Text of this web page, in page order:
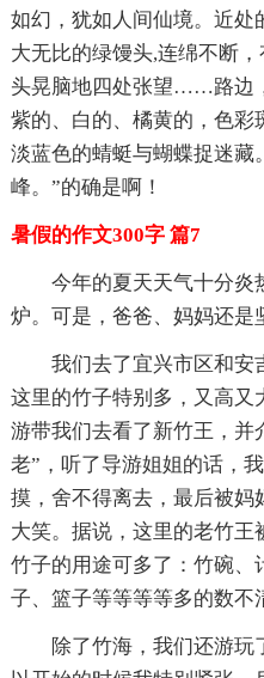
如幻，犹如人间仙境。近处
大无比的绿馒头,连绵不断
头晃脑地四处张望……路边
紫的、白的、橘黄的，色彩
淡蓝色的蜻蜓与蝴蝶捉迷藏
峰。”的确是啊！
暑假的作文300字 篇7
今年的夏天天气十分炎
炉。可是，爸爸、妈妈还是
我们去了宜兴市区和安
这里的竹子特别多，又高又
游带我们去看了新竹王，并
老”，听了导游姐姐的话，
摸，舍不得离去，最后被妈
大笑。据说，这里的老竹王
竹子的用途可多了：竹碗、
子、篮子等等等等多的数不
除了竹海，我们还游